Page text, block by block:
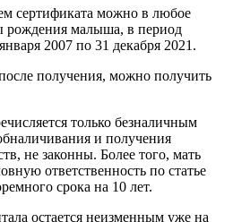
сертификата можно в любое
рождения малыша, в период
2007 по 31 декабря 2021.
получения, можно получить
только безналичным
и получения
не законны. Более того, мать
ответственность по статье
срока на 10 лет.
остается неизменным уже на